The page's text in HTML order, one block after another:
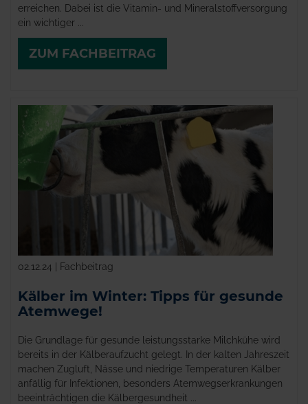
erreichen. Dabei ist die Vitamin- und Mineralstoffversorgung
ein wichtiger ...
ZUM FACHBEITRAG
02.12.24 | Fachbeitrag
Kälber im Winter: Tipps für gesunde
Atemwege!
Die Grundlage für gesunde leistungsstarke Milchkühe wird
bereits in der Kälberaufzucht gelegt. In der kalten Jahreszeit
machen Zugluft, Nässe und niedrige Temperaturen Kälber
anfällig für Infektionen, besonders Atemwegserkrankungen
beeinträchtigen die Kälbergesundheit ...